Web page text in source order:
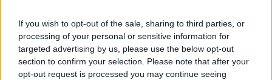
If you wish to opt-out of the sale, sharing to third parties, or
processing of your personal or sensitive information for
targeted advertising by us, please use the below opt-out
section to confirm your selection. Please note that after your
opt-out request is processed you may continue seeing
PARAPOLITIKA NEWSROOM
Τάσος Κωστής: Πέθανε η σύζυγος του -
Ήταν μαζί 44 χρόνια